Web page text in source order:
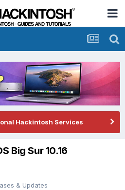
Hackintosh Services
Big Sur 10.16
& Updates